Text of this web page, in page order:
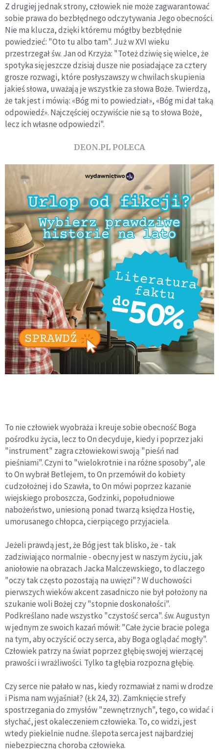
Z drugiej jednak strony, człowiek nie może zagwarantować
sobie prawa do bezbłędnego odczytywania Jego obecności.
Nie ma klucza, dzięki któremu mógłby bezbłędnie
powiedzieć: "Oto tu albo tam". Już w XVI wieku
przestrzegał św. Jan od Krzyża: "Toteż dziwię się wielce, że
spotyka się jeszcze dzisiaj dusze nie posiadające za cztery
grosze rozwagi, które posłyszawszy w chwilach skupienia
jakieś słowa, uważają je wszystkie za słowa Boże. Twierdzą,
że tak jest i mówią: «Bóg mi to powiedział», «Bóg mi dał taką
odpowiedź». Najczęściej oczywiście nie są to słowa Boże,
lecz ich własne odpowiedzi".
DEON.PL POLECA
To nie człowiek wyobraża i kreuje sobie obecność Boga
pośrodku życia, lecz to On decyduje, kiedy i poprzez jaki
"instrument" zagra człowiekowi swoją "pieśń nad
pieśniami". Czyni to "wielokrotnie i na różne sposoby", ale
to On wybrał Betlejem, to On przemówił do kobiety
cudzołożnej i do Szawła, to On mówi poprzez kazanie
wiejskiego proboszcza, Godzinki, popołudniowe
nabożeństwo, uniesioną ponad twarzą księdza Hostię,
umorusanego chłopca, cierpiącego przyjaciela.
Jeżeli prawdą jest, że Bóg jest tak blisko, że - tak
zadziwiająco normalnie - obecny jest w naszym życiu, jak
aniołowie na obrazach Jacka Malczewskiego, to dlaczego
"oczy tak często pozostają na uwięzi"? W duchowości
pierwszych wieków akcent zasadniczo nie był położony na
szukanie woli Bożej czy "stopnie doskonałości".
Podkreślano nade wszystko "czystość serca". św. Augustyn
w jednym ze swoich kazań mówił: "Całe życie bracie polega
na tym, aby oczyścić oczy serca, aby Boga oglądać mogły".
Człowiek patrzy na świat poprzez głębię swojej wierzącej
prawości i wrażliwości. Tylko ta głębia rozpozna głębię.
Czy serce nie pałało w nas, kiedy rozmawiał z nami w drodze
i Pisma nam wyjaśniał? (Łk 24, 32). Zamknięcie strefy
spostrzegania do zmysłów "zewnętrznych", tego, co widać i
słychać, jest okaleczeniem człowieka. To, co widzi, jest
wtedy piekielnie nudne. ślepota serca jest najbardziej
niebezpieczną chorobą człowieka.